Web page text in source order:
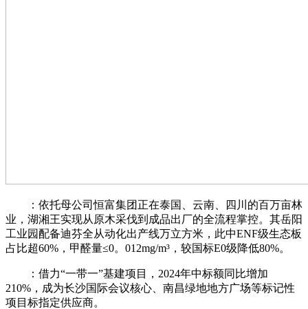
：依托母公司恒富集团正在泰国、云南、四川的百万亩林
业，湖湘王实现从原木采伐到成品出厂的全流程掌控。其岳阳
工业园配备迪芬全从动化出产线万立方米，此中ENF级生态板
占比超60%，甲醛量≤0。012mg/m³，较国标E0级降低80%。
：借力“一带一”基建项目，2024年中标额同比增加
210%，成为长沙国际会议核心、南昌绿地地方广场等标记性
项目标指定供应商。